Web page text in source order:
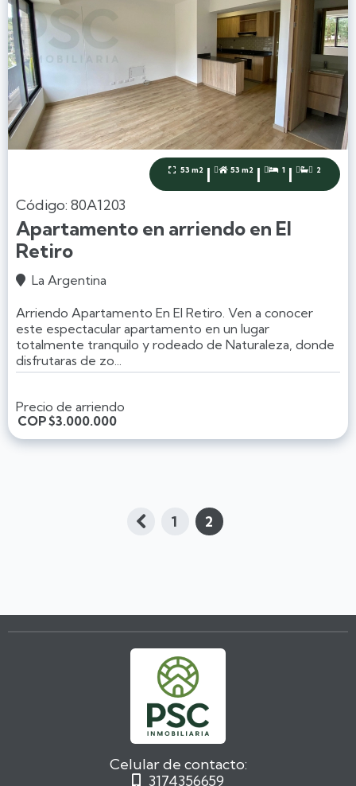
 53 m2 |  53 m2 |  1 |  2
Código: 80A1203
Apartamento en arriendo en El
Retiro
 La Argentina
Arriendo Apartamento En El Retiro. Ven a conocer
este espectacular apartamento en un lugar
totalmente tranquilo y rodeado de Naturaleza, donde
disfrutaras de zo...
Precio de arriendo
COP$3.000.000
 1 2
Celular de contacto:
 3174356659